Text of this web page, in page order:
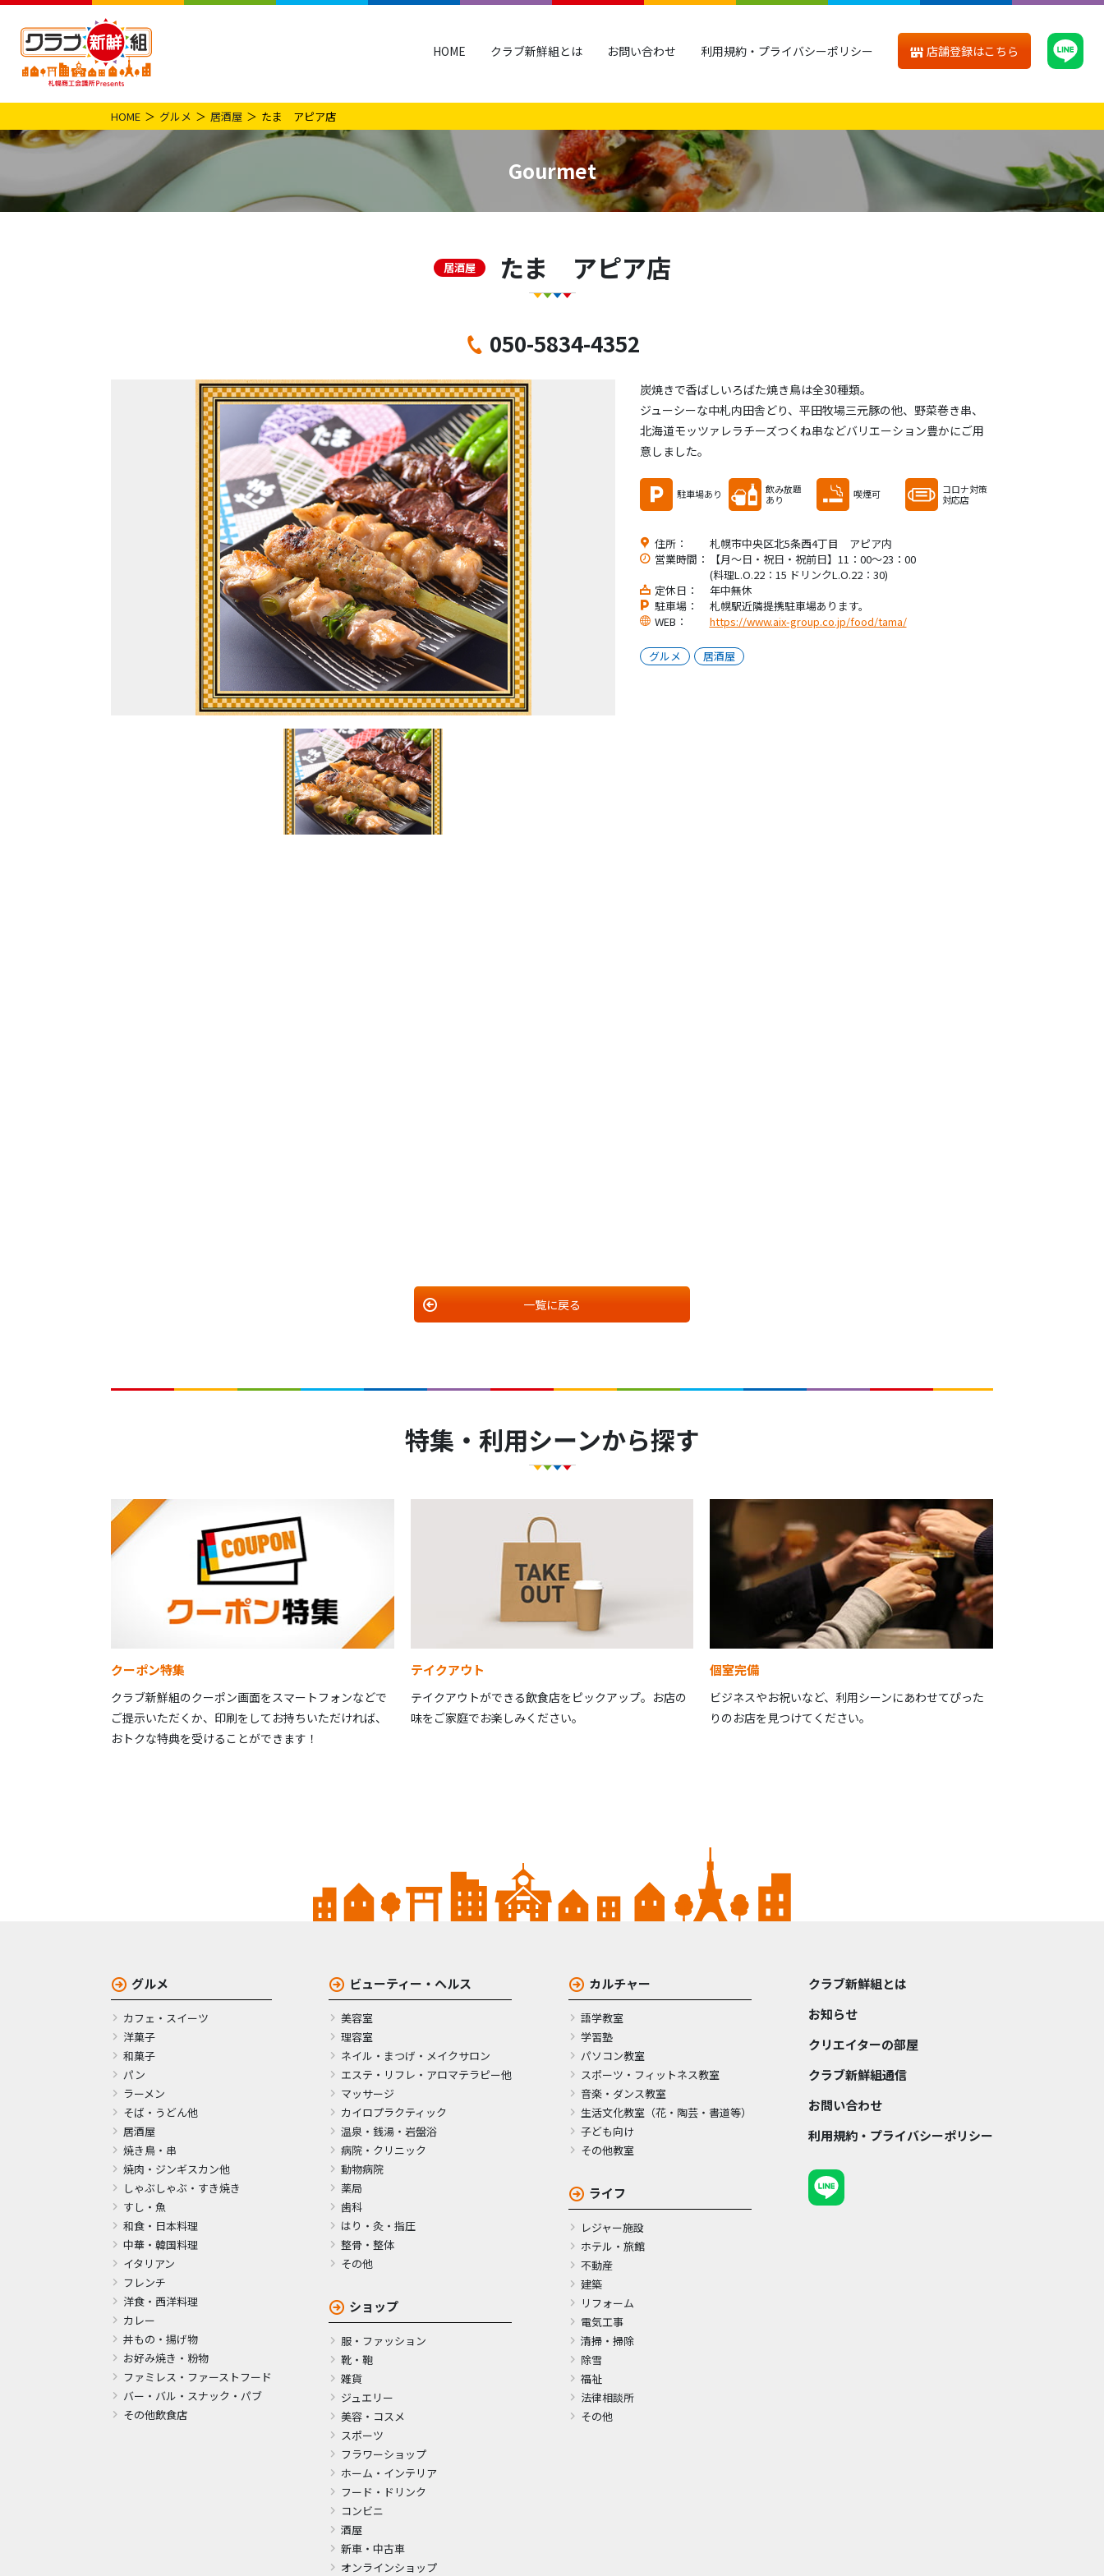
HOME クラブ新鮮組とは お問い合わせ 利用規約・プライバシーポリシー 店舗登録はこちら
HOME グルメ 居酒屋 たま アピア店
Gourmet
居酒屋 たま アピア店
050-5834-4352
炭焼きで香ばしいろばた焼き鳥は全30種類。
ジューシーな中札内田舎どり、平田牧場三元豚の他、野菜巻き串、
北海道モッツァレラチーズつくね串などバリエーション豊かにご用
意しました。
駐車場あり
飲み放題
あり
喫煙可
コロナ対策
対応店
住所：
札幌市中央区北5条西4丁目 アピア内
営業時間：
【月～日・祝日・祝前日】11：00～23：00
(料理L.O.22：15 ドリンクL.O.22：30)
定休日：
年中無休
駐車場：
札幌駅近隣提携駐車場あります。
WEB：
https://www.aix-group.co.jp/food/tama/
グルメ 居酒屋
一覧に戻る
特集・利用シーンから探す
クーポン特集
クラブ新鮮組のクーポン画面をスマートフォンなどで
ご提示いただくか、印刷をしてお持ちいただければ、
おトクな特典を受けることができます！
テイクアウト
テイクアウトができる飲食店をピックアップ。お店の
味をご家庭でお楽しみください。
個室完備
ビジネスやお祝いなど、利用シーンにあわせてぴった
りのお店を見つけてください。
グルメ
カフェ・スイーツ
洋菓子
和菓子
パン
ラーメン
そば・うどん他
居酒屋
焼き鳥・串
焼肉・ジンギスカン他
しゃぶしゃぶ・すき焼き
すし・魚
和食・日本料理
中華・韓国料理
イタリアン
フレンチ
洋食・西洋料理
カレー
丼もの・揚げ物
お好み焼き・粉物
ファミレス・ファーストフード
バー・バル・スナック・パブ
その他飲食店
ビューティー・ヘルス
美容室
理容室
ネイル・まつげ・メイクサロン
エステ・リフレ・アロマテラピー他
マッサージ
カイロプラクティック
温泉・銭湯・岩盤浴
病院・クリニック
動物病院
薬局
歯科
はり・灸・指圧
整骨・整体
その他
ショップ
服・ファッション
靴・鞄
雑貨
ジュエリー
美容・コスメ
スポーツ
フラワーショップ
ホーム・インテリア
フード・ドリンク
コンビニ
酒屋
新車・中古車
オンラインショップ
カルチャー
語学教室
学習塾
パソコン教室
スポーツ・フィットネス教室
音楽・ダンス教室
生活文化教室（花・陶芸・書道等）
子ども向け
その他教室
ライフ
レジャー施設
ホテル・旅館
不動産
建築
リフォーム
電気工事
清掃・掃除
除雪
福祉
法律相談所
その他
クラブ新鮮組とは
お知らせ
クリエイターの部屋
クラブ新鮮組通信
お問い合わせ
利用規約・プライバシーポリシー